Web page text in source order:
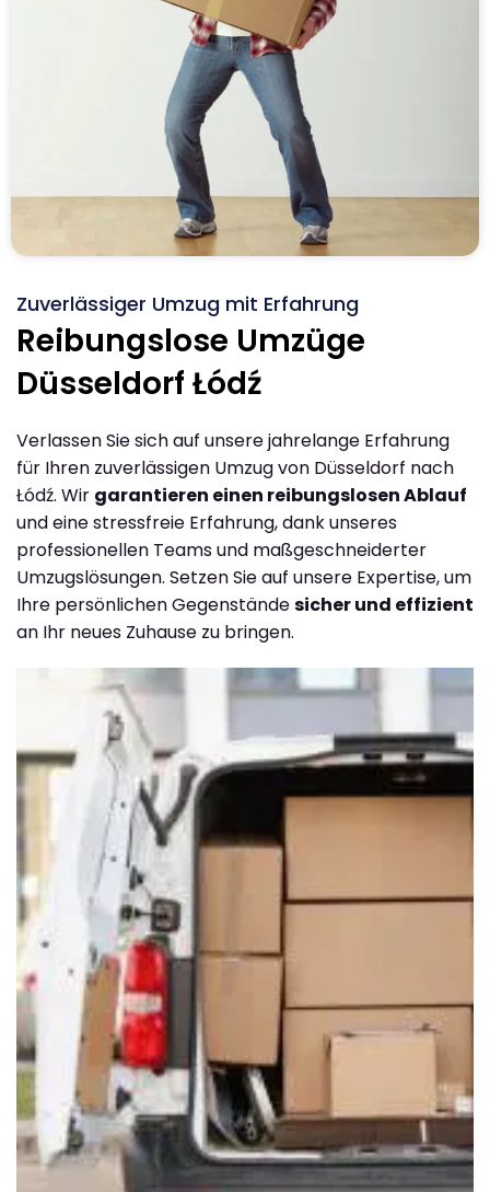
Zuverlässiger Umzug mit Erfahrung
Reibungslose Umzüge
Düsseldorf Łódź
Verlassen Sie sich auf unsere jahrelange Erfahrung
für Ihren zuverlässigen Umzug von Düsseldorf nach
Łódź. Wir garantieren einen reibungslosen Ablauf
und eine stressfreie Erfahrung, dank unseres
professionellen Teams und maßgeschneiderter
Umzugslösungen. Setzen Sie auf unsere Expertise, um
Ihre persönlichen Gegenständesicher und effizient
an Ihr neues Zuhause zu bringen.